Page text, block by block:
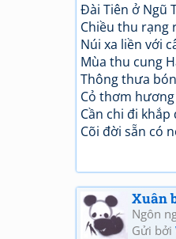
Đài Tiên ở Ngũ
Chiều thu rạng
Núi xa liền với
Mùa thu cung
Thông thưa
Cỏ thơm
Cần chi đi khắp
Cõi đời sẵn có
Xuân
Ngôn
Gửi bởi